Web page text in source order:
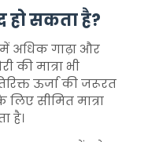
सकता है?
अधिक गाढ़ा और
की मात्रा भी
ऊर्जा की जरूरत
सीमित मात्रा
है।